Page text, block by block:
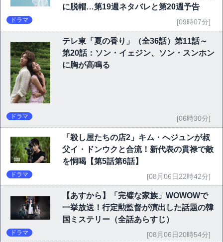
に脱帽…第19週ネタバレと第20週予告
ドラマ [09時07分]
テレ東「夏の香り」（全36話）第11話～
第20話：ソン・イェジン、ソン・スンホン
に胸が高鳴る
ドラマ [06時30分]
「殺し屋たちの店2」キム・へジュンが叔
父イ・ドンウクと合流！新代表の貫禄で敵
を恫喝【第5話第6話】
ドラマ [08月06日22時42分]
【あすから】「完璧な家族」WOWOWで
一挙放送！行定勲監督が演出した話題の韓
国ミステリー（全話あらすじ）
ドラマ [08月06日20時54分]